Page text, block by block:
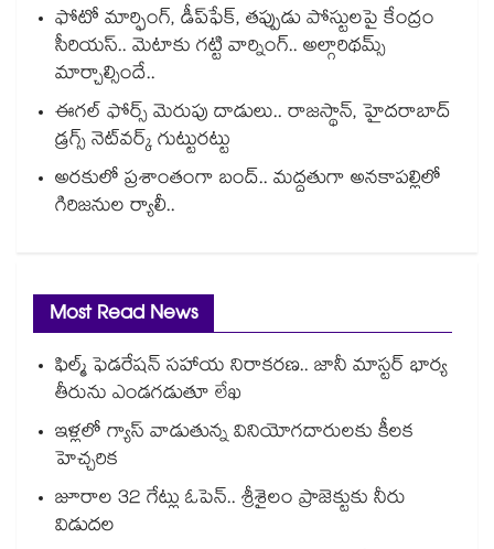
ఫోటో మార్ఫింగ్, డీప్‌ఫేక్‌, తప్పుడు పోస్టులపై కేంద్రం
సీరియస్.. మెటాకు గట్టి వార్నింగ్.. అల్గారిథమ్స్
మార్చాల్సిందే..
ఈగల్ ఫోర్స్ మెరుపు దాడులు.. రాజస్థాన్, హైదరాబాద్‌
డ్రగ్స్‌ నెట్‌వర్క్‌ గుట్టురట్టు
అరకులో ప్రశాంతంగా బంద్.. మద్దతుగా అనకాపల్లిలో
గిరిజనుల ర్యాలీ..
Most Read News
ఫిల్మ్ ఫెడరేషన్ సహాయ నిరాకరణ.. జానీ మాస్టర్ భార్య
తీరును ఎండగడుతూ లేఖ
ఇళ్లలో గ్యాస్ వాడుతున్న వినియోగదారులకు కీలక
హెచ్చరిక
జూరాల 32 గేట్లు ఓపెన్.. శ్రీశైలం ప్రాజెక్టుకు నీరు
విడుదల